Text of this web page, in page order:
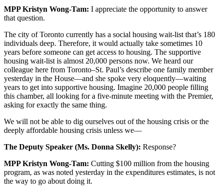
MPP Kristyn Wong-Tam: I appreciate the opportunity to answer
that question.
The city of Toronto currently has a social housing wait-list that’s 180
individuals deep. Therefore, it would actually take sometimes 10
years before someone can get access to housing. The supportive
housing wait-list is almost 20,000 persons now. We heard our
colleague here from Toronto–St. Paul’s describe one family member
yesterday in the House—and she spoke very eloquently—waiting
years to get into supportive housing. Imagine 20,000 people filling
this chamber, all looking for a five-minute meeting with the Premier,
asking for exactly the same thing.
We will not be able to dig ourselves out of the housing crisis or the
deeply affordable housing crisis unless we—
The Deputy Speaker (Ms. Donna Skelly): Response?
MPP Kristyn Wong-Tam: Cutting $100 million from the housing
program, as was noted yesterday in the expenditures estimates, is not
the way to go about doing it.